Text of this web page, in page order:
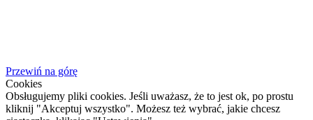
Przewiń na górę
Cookies
Obsługujemy pliki cookies. Jeśli uważasz, że to jest ok, po prostu
kliknij "Akceptuj wszystko". Możesz też wybrać, jakie chcesz